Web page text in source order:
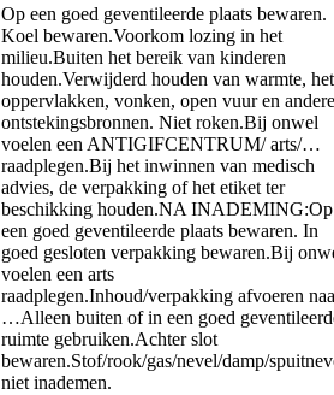
Op een goed geventileerde plaats bewaren.
Koel bewaren.Voorkom lozing in het
milieu.Buiten het bereik van kinderen
houden.Verwijderd houden van warmte,
oppervlakken, vonken, open vuur en andere
ontstekingsbronnen. Niet roken.Bij onwel
voelen een ANTIGIFCENTRUM/ arts/…
raadplegen.Bij het inwinnen van medisch
advies, de verpakking of het etiket ter
beschikking houden.NA INADEMING:Op
een goed geventileerde plaats bewaren. In
goed gesloten verpakking bewaren.Bij
voelen een arts
raadplegen.Inhoud/verpakking afvoeren
…Alleen buiten of in een goed
ruimte gebruiken.Achter slot
bewaren.Stof/rook/gas/nevel/damp/
niet inademen.